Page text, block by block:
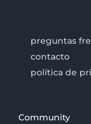
preguntas
contacto
política de
Community